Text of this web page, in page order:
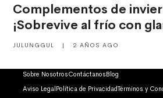
Complementos de
¡Sobrevive al frío con
JULUNGGUL | 2 AÑOS AGO
Sobre NosotrosContáctanosBlog
Aviso LegalPolítica de PrivacidadTérminos y